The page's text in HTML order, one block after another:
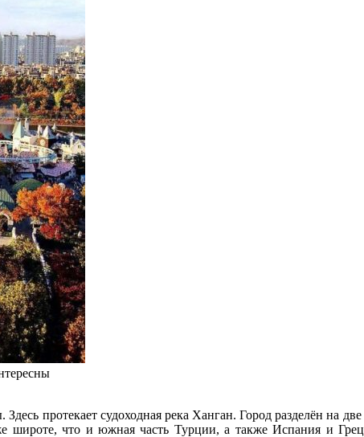
протекает судоходная река Ханган. Город разделён
широте, что и южная часть Турции, а также Испания и